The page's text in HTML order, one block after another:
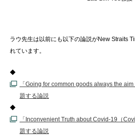
ラウ先生は以前にも以下の論説がNew Straits
れています。
◆
「Going for common goods always the
題する論説
◆
「Inconvenient Truth about Covid-19（
題する論説